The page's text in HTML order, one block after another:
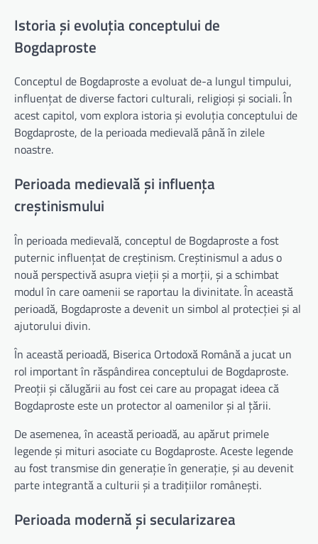
Istoria și evoluția conceptului de
Bogdaproste
Conceptul de Bogdaproste a evoluat de-a lungul timpului,
influențat de diverse factori culturali, religioși și sociali. În
acest capitol, vom explora istoria și evoluția conceptului de
Bogdaproste, de la perioada medievală până în zilele
noastre.
Perioada medievală și influența
creștinismului
În perioada medievală, conceptul de Bogdaproste a fost
puternic influențat de creștinism. Creștinismul a adus o
nouă perspectivă asupra vieții și a morții, și a schimbat
modul în care oamenii se raportau la divinitate. În această
perioadă, Bogdaproste a devenit un simbol al protecției și al
ajutorului divin.
În această perioadă, Biserica Ortodoxă Română a jucat un
rol important în răspândirea conceptului de Bogdaproste.
Preoții și călugării au fost cei care au propagat ideea că
Bogdaproste este un protector al oamenilor și al țării.
De asemenea, în această perioadă, au apărut primele
legende și mituri asociate cu Bogdaproste. Aceste legende
au fost transmise din generație în generație, și au devenit
parte integrantă a culturii și a tradițiilor românești.
Perioada modernă și secularizarea